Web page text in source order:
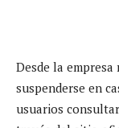
Desde la
suspenderse en
usuarios